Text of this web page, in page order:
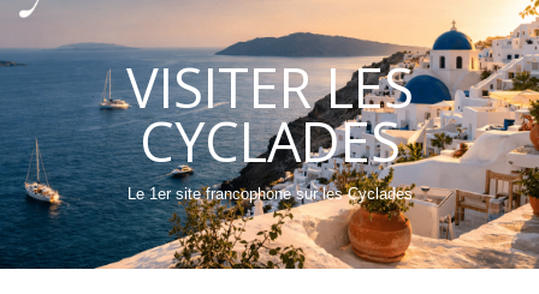
VISITER LES
CYCLADES
Le 1er site francophone sur les Cyclades